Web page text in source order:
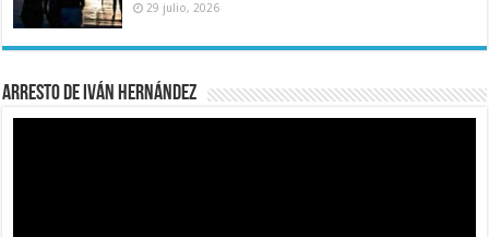
29 julio, 2026
Arresto de Iván Hernández